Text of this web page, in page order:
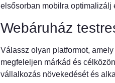
elsősorban mobilra optimalizálj
Webáruház
Válassz olyan platformot,
megfeleljen márkád és
vállalkozás növekedését és